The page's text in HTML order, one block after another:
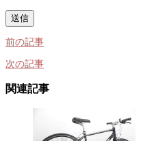
前の記事
次の記事
関連記事